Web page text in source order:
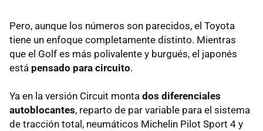
Pero, aunque los números son parecidos, el Toyota
tiene un enfoque completamente distinto. Mientras
que el Golf es más polivalente y burgués, el japonés
está pensado para circuito.
Ya en la versión Circuit monta dos diferenciales
autoblocantes, reparto de par variable para el sistema
de tracción total, neumáticos Michelin Pilot Sport 4 y